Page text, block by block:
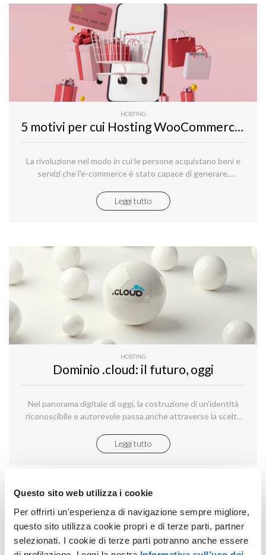
Questo sito web utilizza i cookie
Per offrirti un'esperienza di navigazione sempre migliore,
questo sito utilizza cookie propri e di terze parti, partner
selezionati. I cookie di terze parti potranno anche essere
HOSTING
5 motivi per cui Hosting WooCommerce Gestito è la soluzione perfetta per costruire un e-commerce di successo
La rivoluzione nel modo in cui le persone acquistano beni e
servizi che l'e-commerce è stato capace di generare,
digitale.
Leggi tutto
HOSTING
Dominio .cloud: il futuro, oggi
Nel panorama digitale di oggi, la costruzione di un'identità
riconoscibile e autorevole passa anche attraverso la scelta
Leggi tutto